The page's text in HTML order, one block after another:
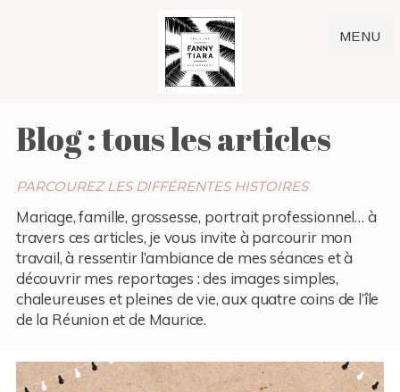
MENU
Blog : tous les articles
PARCOUREZ LES DIFFÉRENTES HISTOIRES
Mariage, famille, grossesse, portrait professionnel… à
travers ces articles, je vous invite à parcourir mon
travail, à ressentir l’ambiance de mes séances et à
découvrir mes reportages : des images simples,
chaleureuses et pleines de vie, aux quatre coins de l’île
de la Réunion et de Maurice.